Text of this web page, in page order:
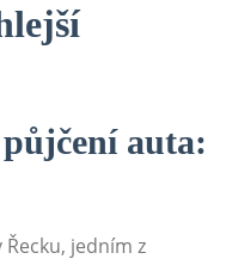
auta:
jedním z